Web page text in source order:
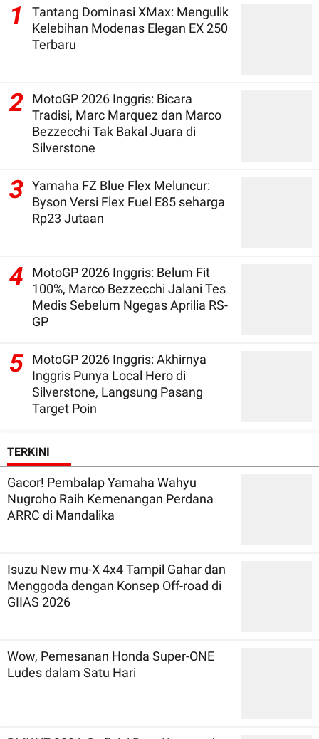
1
Tantang Dominasi XMax: Mengulik
Kelebihan Modenas Elegan EX 250
Terbaru
2
MotoGP 2026 Inggris: Bicara
Tradisi, Marc Marquez dan Marco
Bezzecchi Tak Bakal Juara di
Silverstone
3 Yamaha FZ Blue Flex Meluncur:
Byson Versi Flex Fuel E85 seharga
Rp23 Jutaan
4
MotoGP 2026 Inggris: Belum Fit
100%, Marco Bezzecchi Jalani Tes
Medis Sebelum Ngegas Aprilia RS-
GP
5 MotoGP 2026 Inggris: Akhirnya
Inggris Punya Local Hero di
Silverstone, Langsung Pasang
Target Poin
TERKINI
Gacor! Pembalap Yamaha Wahyu
Nugroho Raih Kemenangan Perdana
ARRC di Mandalika
Isuzu New mu-X 4x4 Tampil Gahar dan
Menggoda dengan Konsep Off-road di
GIIAS 2026
Wow, Pemesanan Honda Super-ONE
Ludes dalam Satu Hari